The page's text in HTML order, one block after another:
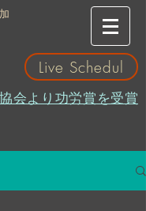
Live Schedul
会より功労賞を受賞